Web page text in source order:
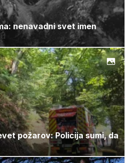
nenavadni svet imen
požarov: Policija sumi, da